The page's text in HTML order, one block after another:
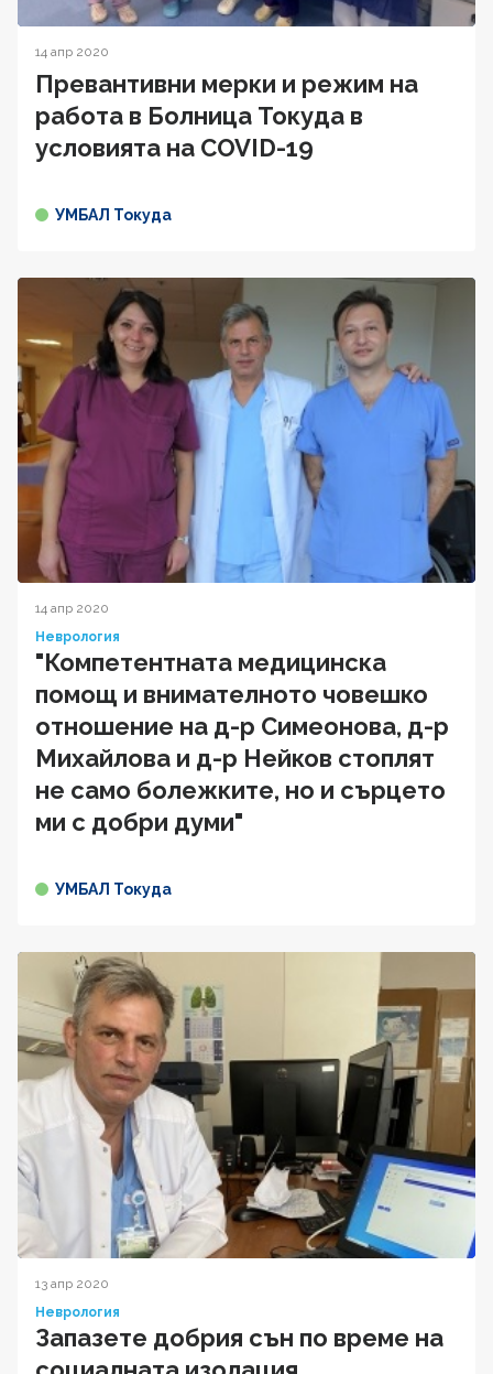
14 апр 2020
Превантивни мерки и режим на
работа в Болница Токуда в
условията на COVID-19
УМБАЛ Токуда
14 апр 2020
Неврология
"Компетентната медицинска
помощ и внимателното човешко
отношение на д-р Симеонова, д-р
Михайлова и д-р Нейков стоплят
не само болежките, но и сърцето
ми с добри думи"
УМБАЛ Токуда
13 апр 2020
Неврология
Запазете добрия сън по време на